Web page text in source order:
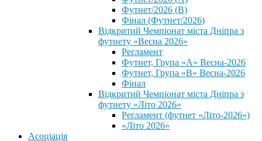
Футнет/2026 (В)
Фінал (Футнет/2026)
Відкритий Чемпіонат міста Дніпра з
футнету «Весна 2026»
Регламент
Футнет, Група «А» Весна-2026
Футнет, Група «В» Весна-2026
Фінал
Відкритий Чемпіонат міста Дніпра з
футнету «Літо 2026»
Регламент (футнет «Літо-2026»)
«Літо 2026»
Асоціація